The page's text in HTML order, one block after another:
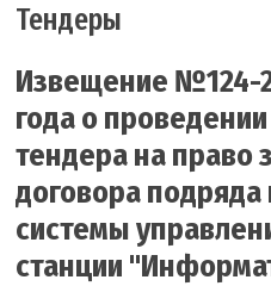
Тендеры
Извещение №124-
года о
тендера на право
договора
системы
станции